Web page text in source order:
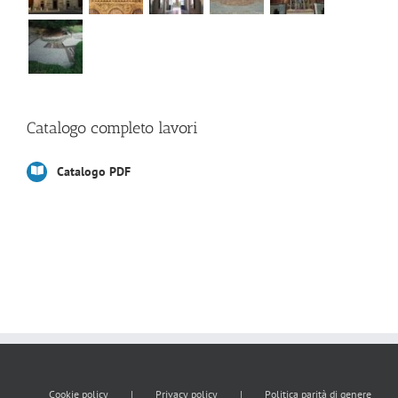
Catalogo completo lavori
Catalogo PDF
Cookie policy Privacy policy Politica parità di genere